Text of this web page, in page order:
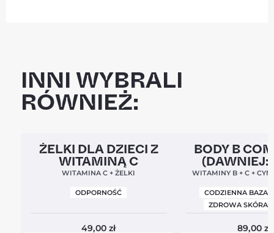
INNI WYBRALI
RÓWNIEŻ:
Clean Label 5,0
ŻELKI DLA DZIECI Z
WITAMINĄ C
WITAMINA C + ŻELKI
ODPORNOŚĆ
49,00zł
Clean Label Nowa
BODY B
(DAWNIEJ:
WITAMINY B + C +
CODZIENNA BAZA
ZDROWA SKÓRA I
89,00zł